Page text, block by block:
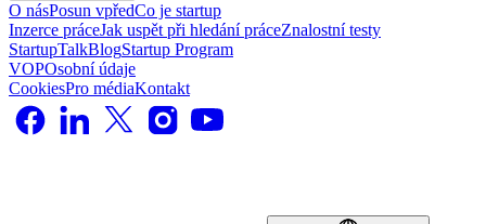
O násPosun vpředCo je startup
Inzerce práceJak uspět při hledání práceZnalostní testy
StartupTalkBlogStartup Program
VOPOsobní údaje
CookiesPro médiaKontakt